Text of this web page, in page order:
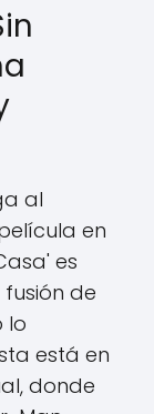
al
en
es
de
lo
está en
donde